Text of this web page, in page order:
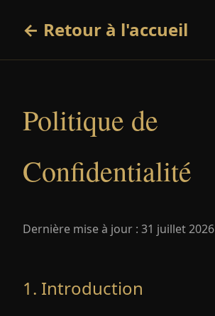
← Retour à l'accueil
Politique de
Confidentialité
Dernière mise à jour : 31 juillet 2026
1. Introduction